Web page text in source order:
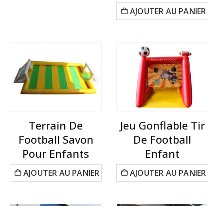
AJOUTER AU PANIER
Terrain De
Football Savon
Pour Enfants
AJOUTER AU PANIER
Jeu Gonflable Tir
De Football
Enfant
AJOUTER AU PANIER